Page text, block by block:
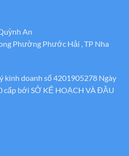
An
Phường Phước Hải , TP Nha
kinh doanh số 4201905278 Ngày
cấp bới SỞ KẾ HOẠCH VÀ ĐẦU